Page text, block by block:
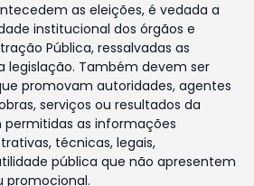
as eleições, é vedada a
institucional dos órgãos e
Pública, ressalvadas as
legislação. Também devem ser
promovam autoridades, agentes
serviços ou resultados da
as informações
técnicas, legais,
pública que não apresentem
promocional.